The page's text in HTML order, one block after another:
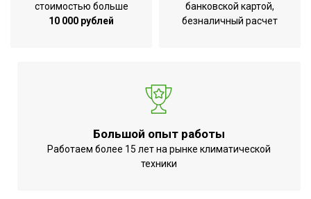
стоимостью больше
10 000 рублей
банковской картой,
безналичный расчет
Большой опыт работы
Работаем более 15 лет на рынке климатической
техники